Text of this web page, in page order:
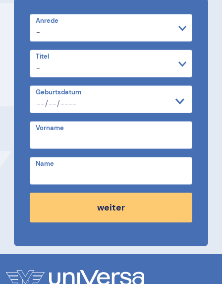
Anrede
Titel
Geburtsdatum
Vorname
Name
weiter